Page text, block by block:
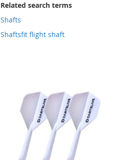
Related search terms
Shafts
Shaftsfit flight shaft